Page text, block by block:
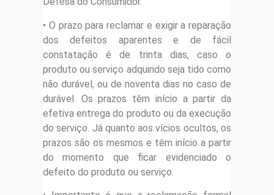
• O prazo para reclamar e exigir a reparação
dos defeitos aparentes e de fácil
constatação é de trinta dias, caso o
produto ou serviço adquirido seja tido como
não durável, ou de noventa dias no caso de
durável. Os prazos têm início a partir da
efetiva entrega do produto ou da execução
do serviço. Já quanto aos vícios ocultos, os
prazos são os mesmos e têm início a partir
do momento que ficar evidenciado o
defeito do produto ou serviço.